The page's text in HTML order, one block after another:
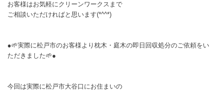
お客様はお気軽にクリーンワークスまで
ご相談いただければと思います(*^^*)
●🌱実際に松戸市のお客様より枕木・庭木の即日回収処分のご依頼をい
ただきました🌱●
今回は実際に松戸市大谷口にお住まいの